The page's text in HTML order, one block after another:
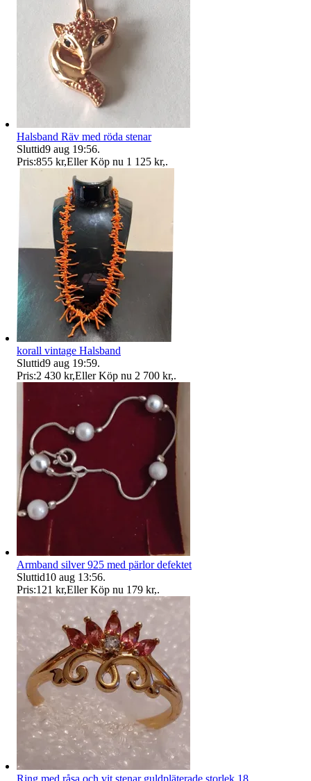
Halsband Räv med röda stenar
Sluttid9 aug 19:56.
Pris:855 kr,Eller Köp nu 1 125 kr,.
korall vintage Halsband
Sluttid9 aug 19:59.
Pris:2 430 kr,Eller Köp nu 2 700 kr,.
Armband silver 925 med pärlor defektet
Sluttid10 aug 13:56.
Pris:121 kr,Eller Köp nu 179 kr,.
Ring med råsa och vit stenar guldpläterade storlek 18